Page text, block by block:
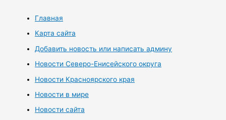
Главная
Карта сайта
Добавить новость или написать админу
Новости Северо-Енисейского округа
Новости Красноярского края
Новости в мире
Новости сайта